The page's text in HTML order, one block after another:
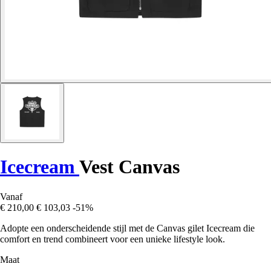
IcecreamVest Canvas
Vanaf
€ 210,00 € 103,03 -51%
Adopte een onderscheidende stijl met de Canvas gilet Icecream die
comfort en trend combineert voor een unieke lifestyle look.
Maat